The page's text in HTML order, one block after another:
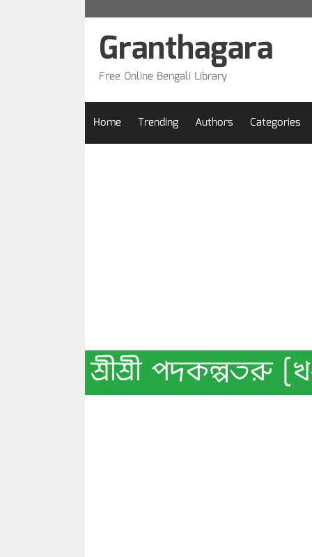
Granthagara
Free Online Bengali Library
Home Trending Authors Categories
শ্রীশ্রী পদকল্পতরু